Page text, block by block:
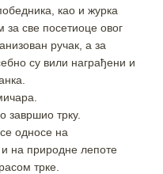
као и журка
за све посетиоце овог
ручак, а за
су вили награђени и
завршио трку.
односе на
на природне лепоте
трке.